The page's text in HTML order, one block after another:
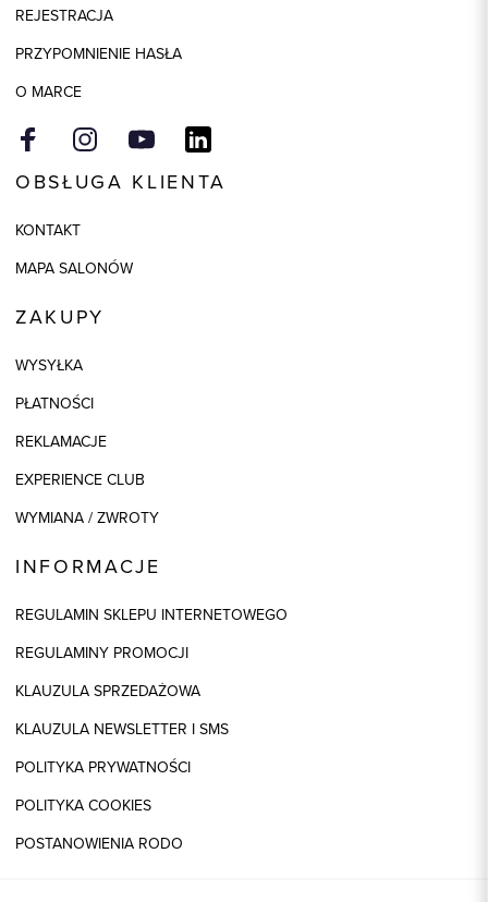
Kolor
REJESTRACJA
PRZYPOMNIENIE HASŁA
O MARCE
OBSŁUGA KLIENTA
KONTAKT
MAPA SALONÓW
ZAKUPY
WYSYŁKA
PŁATNOŚCI
REKLAMACJE
EXPERIENCE CLUB
WYMIANA / ZWROTY
INFORMACJE
REGULAMIN SKLEPU INTERNETOWEGO
REGULAMINY PROMOCJI
KLAUZULA SPRZEDAŻOWA
KLAUZULA NEWSLETTER I SMS
POLITYKA PRYWATNOŚCI
POLITYKA COOKIES
POSTANOWIENIA RODO